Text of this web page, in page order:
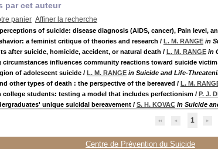
par cet auteur
panier Affiner la recherche
of suicide: disease diagnosis (AIDS, cancer), Pain level,
a feminist critique of theories and research / L. M. RANGE in
after suicide, homicide, accident, or natural death / L. M. RANGE in
influences community reactions toward suicide
of adolescent suicide/ L. M. RANGE in Suicide and Life-
other types of death : the perspective of the bereaved / L. M.
college students: testing a model that includes perfectionism/ P. J.
unique suicidal bereavement/ S. H. KOVAC in Suicide
1
Centre de Prévention du Suicide